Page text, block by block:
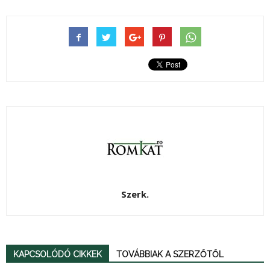
Szerk.
KAPCSOLÓDÓ CIKKEK TOVÁBBIAK A SZERZŐTŐL